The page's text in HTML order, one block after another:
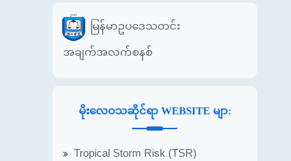
မြန်မာဥပဒေသတင်း
အချက်အလက်စနစ်
မိုးလေဝသဆိုင်ရာ WEBSITE မျာ:
Tropical Storm Risk (TSR)